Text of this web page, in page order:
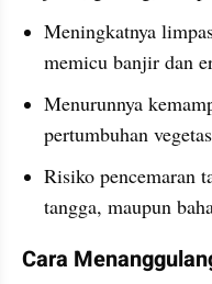
Meningkatnya
memicu banjir dan
Menurunnya
pertumbuhan
Risiko pencemaran
tangga, maupun
Cara